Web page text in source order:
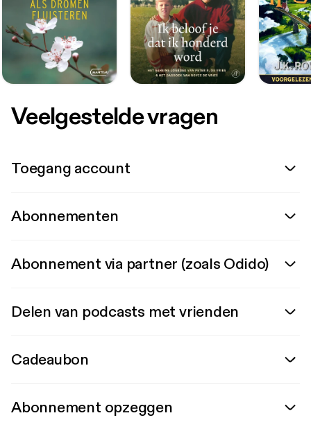
Veelgestelde vragen
Toegang account
Abonnementen
Abonnement via partner (zoals Odido)
Delen van podcasts met vrienden
Cadeaubon
Abonnement opzeggen